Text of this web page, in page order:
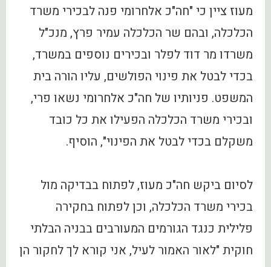
מעוז ציין כי "‏חה"כ אלחרומי פנה לבכירי משרד
הכלכלה, ובהם שר הכלכלה עמיר פרץ, מנכ"ל
משרדו מר דוד לפלר ובכירים ‏נוספים במשרד,
בכדי לבטל את פינוי הפולשים, עליו הורה בית
המשפט. ‏פניותיו של חה"כ אלחרומי נשאו פרי,
ובכירי משרד הכלכלה הפעילו את כל כובד
משקלם בכדי לבטל את ‏הפינוי", הוסיף.
לסיום ביקש חה"כ מעוז, לפתוח בבדיקה מול
בכירי משרד הכלכלה, וכן לפתוח בחקירה
פלילית כנגד הגורמים המעורבים בבניה הבלתי
חוקית "‏לאור האמור לעיל, אני קורא לך לחקור הן